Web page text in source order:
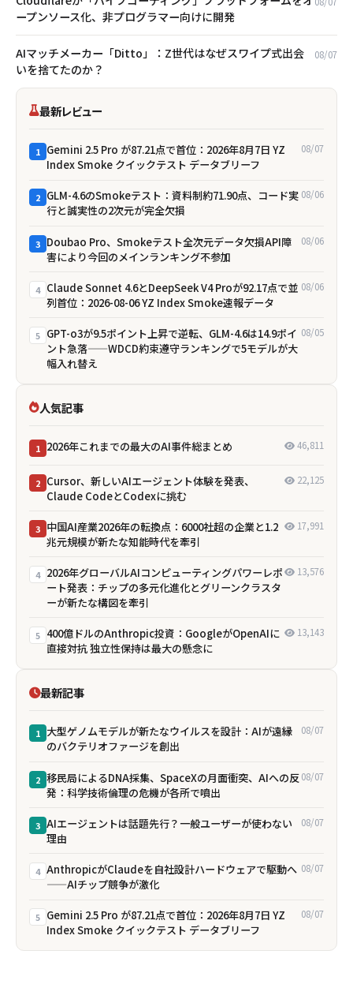
ープンソース化、非プログラマー向けに開発
AIマッチメーカー「Ditto」：Z世代はなぜスワイプ式出会
いを捨てたのか？
08/07
最新レビュー
1 Gemini 2.5 Pro が87.21点で首位：2026年8月7日 YZ
Index Smoke クイックテスト データブリーフ
08/07
2 GLM-4.6のSmokeテスト：資料制約71.90点、コード実
行と誠実性の2次元が完全欠損
08/06
3 Doubao Pro、Smokeテスト全次元データ欠損――API障
害により今回のメインランキング不参加
08/06
4 Claude Sonnet 4.6とDeepSeek V4 Proが92.17点で並
列首位：2026-08-06 YZ Index Smoke速報データ
08/06
5 GPT-o3が9.5ポイント上昇で逆転、GLM-4.6は14.9ポイ
ント急落——WDCD約束遵守ランキングで5モデルが大
幅入れ替え
08/05
人気記事
1 2026年これまでの最大のAI事件総まとめ 46,811
2 Cursor、新しいAIエージェント体験を発表、
Claude CodeとCodexに挑む
22,125
3 中国AI産業2026年の転換点：6000社超の企業と1.2
兆元規模が新たな知能時代を牽引
17,991
4 2026年グローバルAIコンピューティングパワーレポ
ート発表：チップの多元化進化とグリーンクラスタ
ーが新たな構図を牽引
13,576
5 400億ドルのAnthropic投資：GoogleがOpenAIに
直接対抗 独立性保持は最大の懸念に
13,143
最新記事
1 大型ゲノムモデルが新たなウイルスを設計：AIが遠縁
のバクテリオファージを創出
08/07
2 移民局によるDNA採集、SpaceXの月面衝突、AIへの反
発：科学技術倫理の危機が各所で噴出
08/07
3 AIエージェントは話題先行？一般ユーザーが使わない
理由
08/07
4 AnthropicがClaudeを自社設計ハードウェアで駆動へ
——AIチップ競争が激化
08/07
5 Gemini 2.5 Pro が87.21点で首位：2026年8月7日 YZ
Index Smoke クイックテスト データブリーフ
08/07